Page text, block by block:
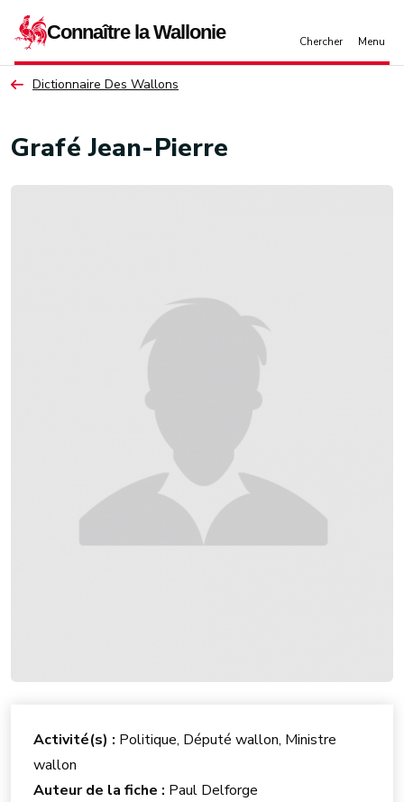
Dictionnaire Des Wallons
Grafé Jean-Pierre
Activité(s) : Politique, Député wallon, Ministre
wallon
Auteur de la fiche : Paul Delforge